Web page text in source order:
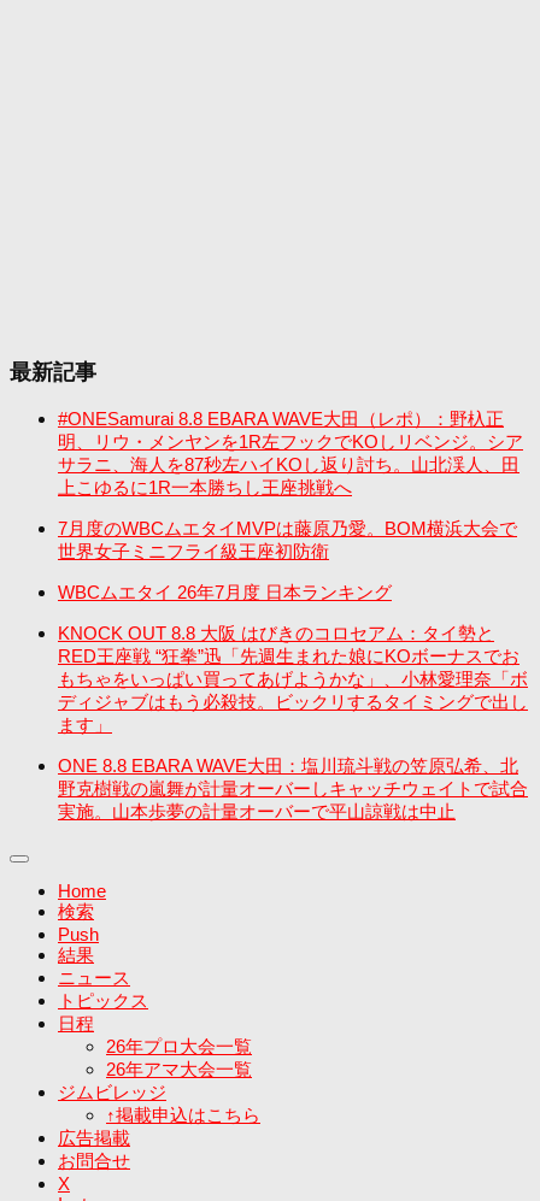
最新記事
#ONESamurai 8.8 EBARA WAVE大田（レポ）：野杁正
明、リウ・メンヤンを1R左フックでKOしリベンジ。シア
サラニ、海人を87秒左ハイKOし返り討ち。山北渓人、田
上こゆるに1R一本勝ちし王座挑戦へ
7月度のWBCムエタイMVPは藤原乃愛。BOM横浜大会で
世界女子ミニフライ級王座初防衛
WBCムエタイ 26年7月度 日本ランキング
KNOCK OUT 8.8 大阪 はびきのコロセアム：タイ勢と
RED王座戦 “狂拳”迅「先週生まれた娘にKOボーナスでお
もちゃをいっぱい買ってあげようかな」、小林愛理奈「ボ
ディジャブはもう必殺技。ビックリするタイミングで出し
ます」
ONE 8.8 EBARA WAVE大田：塩川琉斗戦の笠原弘希、北
野克樹戦の嵐舞が計量オーバーしキャッチウェイトで試合
実施。山本歩夢の計量オーバーで平山諒戦は中止
Home
検索
Push
結果
ニュース
トピックス
日程
26年プロ大会一覧
26年アマ大会一覧
ジムビレッジ
↑掲載申込はこちら
広告掲載
お問合せ
X